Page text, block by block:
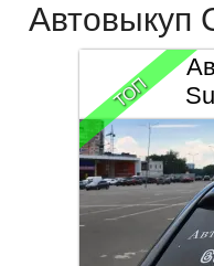
Автовыкуп
ТОП